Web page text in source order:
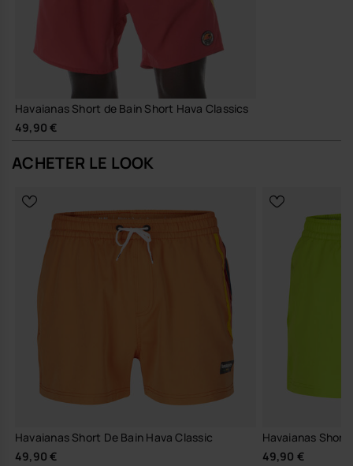
Havaianas Short de Bain Short Hava Classics
49,90 €
ACHETER LE LOOK
Havaianas Short De Bain Hava Classic
49,90 €
Havaianas Short
49,90 €